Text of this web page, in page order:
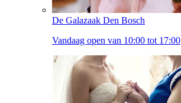
De Galazaak Den Bosch
Vandaag open van 10:00 tot 17:00